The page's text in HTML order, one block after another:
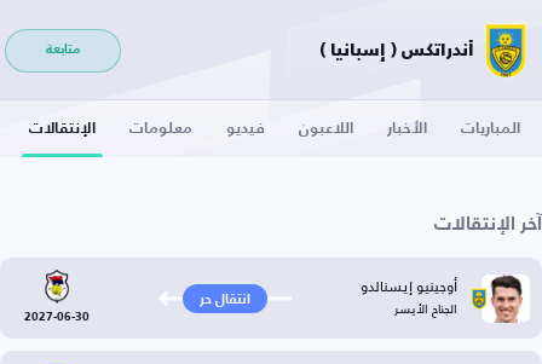
أندراتكس ( إسبانيا ) متابعة
المباريات الأخبار اللاعبون فيديو معلومات الإنتقالات
آخر الإنتقالات
أوجينيو إيسنالدو
الجناح الأيسر انتقال حر
2027-06-30